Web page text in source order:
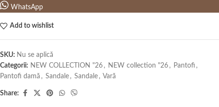
WhatsApp
Add to wishlist
SKU: Nu se aplică
Categorii: NEW COLLECTION "26 , NEW collection "26 , Pantofi ,
Pantofi damă , Sandale , Sandale , Vară
Share: